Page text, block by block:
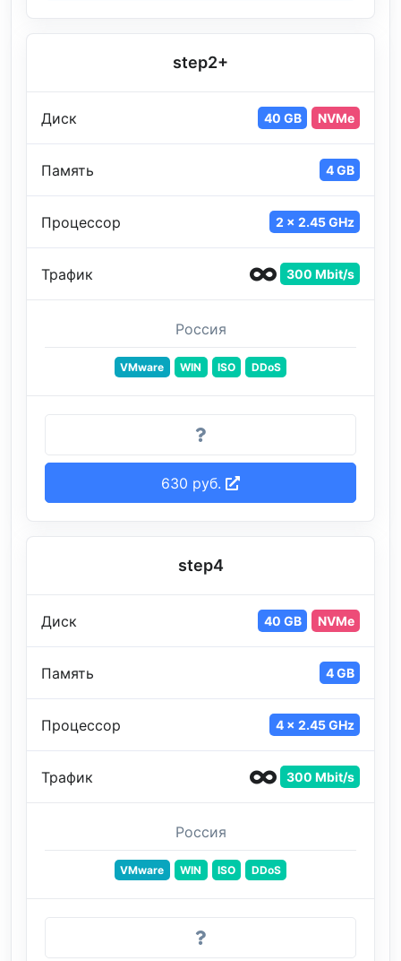
step2+
Диск 40 GB NVMe
Память 4 GB
Процессор 2 x 2.45 GHz
Трафик 300 Mbit/s
Россия
VMware WIN ISO DDoS
630 руб.
step4
Диск 40 GB NVMe
Память 4 GB
Процессор 4 x 2.45 GHz
Трафик 300 Mbit/s
Россия
VMware WIN ISO DDoS